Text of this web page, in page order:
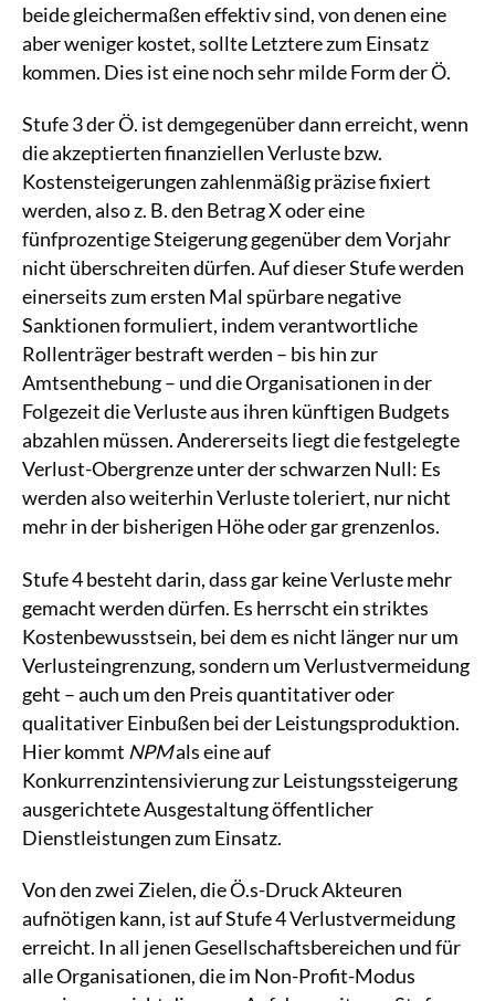
beide gleichermaßen effektiv sind, von denen eine
aber weniger kostet, sollte Letztere zum Einsatz
kommen. Dies ist eine noch sehr milde Form der Ö.
Stufe 3 der Ö. ist demgegenüber dann erreicht, wenn
die akzeptierten finanziellen Verluste bzw.
Kostensteigerungen zahlenmäßig präzise fixiert
werden, also z. B. den Betrag X oder eine
fünfprozentige Steigerung gegenüber dem Vorjahr
nicht überschreiten dürfen. Auf dieser Stufe werden
einerseits zum ersten Mal spürbare negative
Sanktionen formuliert, indem verantwortliche
Rollenträger bestraft werden – bis hin zur
Amtsenthebung – und die Organisationen in der
Folgezeit die Verluste aus ihren künftigen Budgets
abzahlen müssen. Andererseits liegt die festgelegte
Verlust-Obergrenze unter der schwarzen Null: Es
werden also weiterhin Verluste toleriert, nur nicht
mehr in der bisherigen Höhe oder gar grenzenlos.
Stufe 4 besteht darin, dass gar keine Verluste mehr
gemacht werden dürfen. Es herrscht ein striktes
Kostenbewusstsein, bei dem es nicht länger nur um
Verlusteingrenzung, sondern um Verlustvermeidung
geht – auch um den Preis quantitativer oder
qualitativer Einbußen bei der Leistungsproduktion.
Hier kommt NPMals eine auf
Konkurrenzintensivierung zur Leistungssteigerung
ausgerichtete Ausgestaltung öffentlicher
Dienstleistungen zum Einsatz.
Von den zwei Zielen, die Ö.s-Druck Akteuren
aufnötigen kann, ist auf Stufe 4 Verlustvermeidung
erreicht. In all jenen Gesellschaftsbereichen und für
alle Organisationen, die im Non-Profit-Modus